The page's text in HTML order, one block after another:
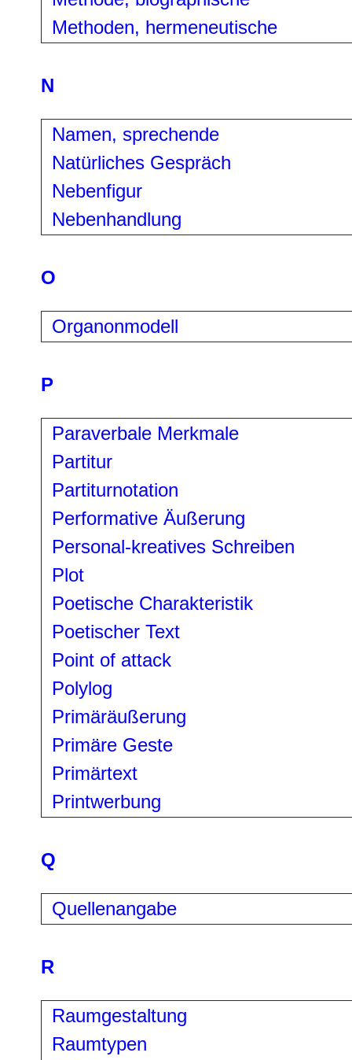
Methoden, hermeneutische
N
Namen, sprechende
Natürliches Gespräch
Nebenfigur
Nebenhandlung
O
Organonmodell
P
Paraverbale Merkmale
Partitur
Partiturnotation
Performative Äußerung
Personal-kreatives Schreiben
Plot
Poetische Charakteristik
Poetischer Text
Point of attack
Polylog
Primäräußerung
Primäre Geste
Primärtext
Printwerbung
Q
Quellenangabe
R
Raumgestaltung
Raumtypen